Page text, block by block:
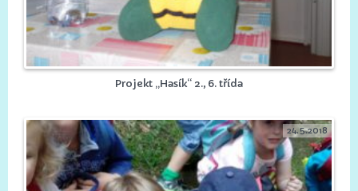
Projekt „Hasík“ 2., 6. třída
24.5.2018